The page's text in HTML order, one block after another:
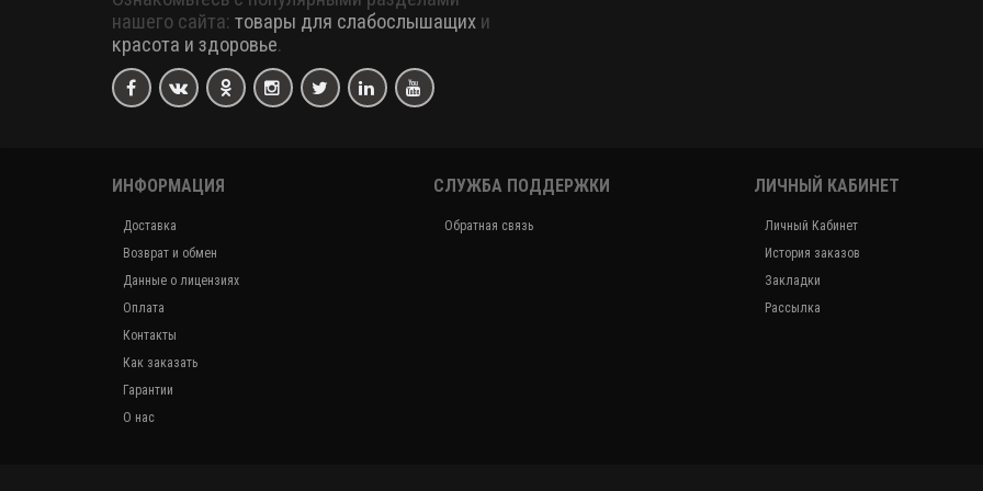
нашего сайта: товары для слабослышащих и
красота и здоровье.
ИНФОРМАЦИЯ
Доставка
Возврат и обмен
Данные о лицензиях
Оплата
Контакты
Как заказать
Гарантии
О нас
СЛУЖБА ПОДДЕРЖКИ
Обратная связь
ЛИЧНЫЙ КАБИНЕТ
Личный Кабинет
История заказов
Закладки
Рассылка